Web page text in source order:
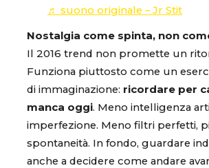
♬ suono originale – Jr Stit
Nostalgia come spinta, non
Il 2016 trend non promette un
Funziona piuttosto come un
di immaginazione: ricordare per
manca oggi. Meno intelligenza
imperfezione. Meno filtri perfetti,
spontaneità. In fondo, guardare
anche a decidere come andare